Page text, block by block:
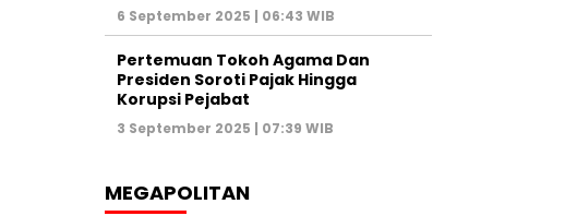
6 September 2025 | 06:43 WIB
Pertemuan Tokoh Agama Dan
Presiden Soroti Pajak Hingga
Korupsi Pejabat
3 September 2025 | 07:39 WIB
MEGAPOLITAN